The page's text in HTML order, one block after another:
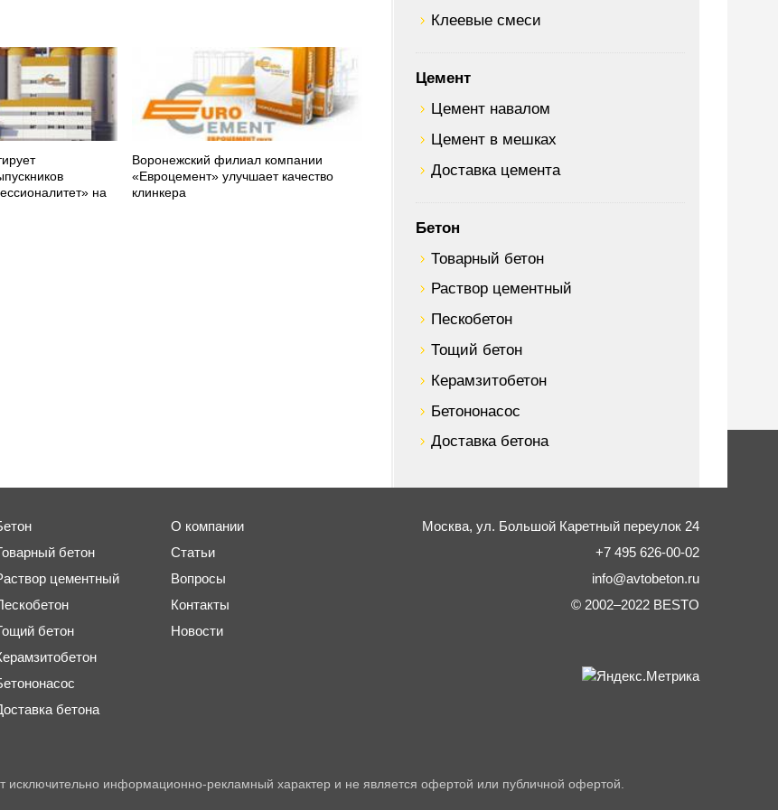
на
Воронежский филиал компании
«Евроцемент» улучшает качество
клинкера
Клеевые смеси
Цемент
Цемент навалом
Цемент в мешках
Доставка цемента
Бетон
Товарный бетон
Раствор цементный
Пескобетон
Тощий бетон
Керамзитобетон
Бетононасос
Доставка бетона
бетон
цементный
бетон
бетона
О компании
Статьи
Вопросы
Контакты
Новости
Москва, ул. Большой Каретный переулок 24
+7 495 626-00-02
info@avtobeton.ru
© 2002–2022 BESTO
исключительно информационно-рекламный характер и не является офертой или публичной офертой.